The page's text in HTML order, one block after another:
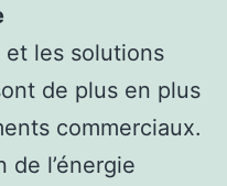
les solutions
de plus en plus
commerciaux.
de l’énergie